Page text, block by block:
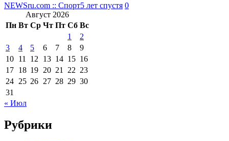
NEWSru.com :: Спорт5 лет спустя 0
Август 2026
Пн Вт Ср Чт Пт Сб Вс
1
2
3
4 5 6 7 8
9
10 11 12 13 14 15 16
17 18 19 20 21 22 23
24 25 26 27 28 29 30
31
« Июл
Рубрики